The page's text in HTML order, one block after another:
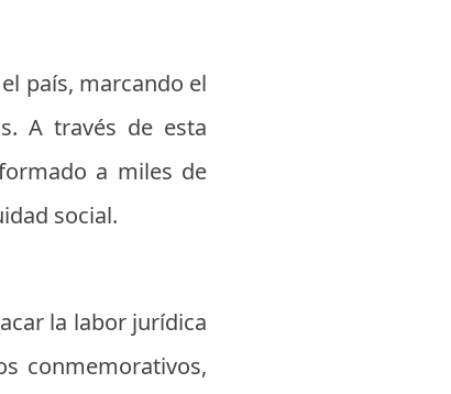
país, marcando el
A través de esta
a miles de
social.
la labor jurídica
conmemorativos,